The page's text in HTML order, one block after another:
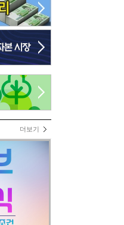
더보기